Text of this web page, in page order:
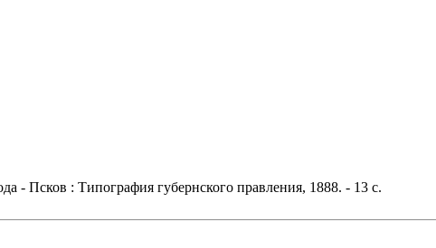
- Псков : Типография губернского правления, 1888. - 13 с.